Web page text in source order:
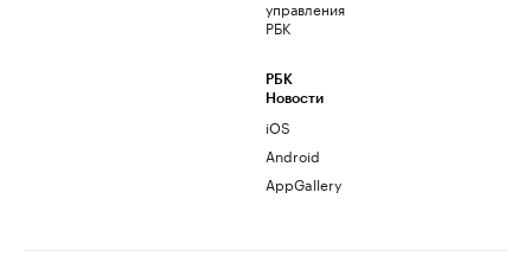
управления
РБК
РБК
Новости
iOS
Android
AppGallery